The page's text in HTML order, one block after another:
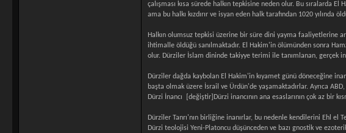
çalışması kısa sürede halkın tepkisine neden olur. Bu sıralarda
ama bu halkı kızdırır ve isyan eden halk tarafından 1020 yılında
Halkın olumsuz tepkisi üzerine bir süre dini yayma faaliyetlerine
ihtimalle öldüğü sanılmaktadır. El Hakim'in ölümünden sonra
olur. Dürziler İslam dininde takiyye terimi ile tanımlanan, gerçek
Dürziler dağda kaybolan El Hakim'in kıyamet günü döneceğine
başta olmak üzere İsrail ve Ürdün'de yaşamaktadırlar. Ayrıca
Dürzi İnancı [değiştir]Dürzi inancının ana esaslarının çok az bir
Dürziler Tanrı'nın birliğine inanırlar, bu nedenle kendilerini Ehl
Dürzi teolojisi Yeni-Platoncu düşünceden ve bazı gnostik ve